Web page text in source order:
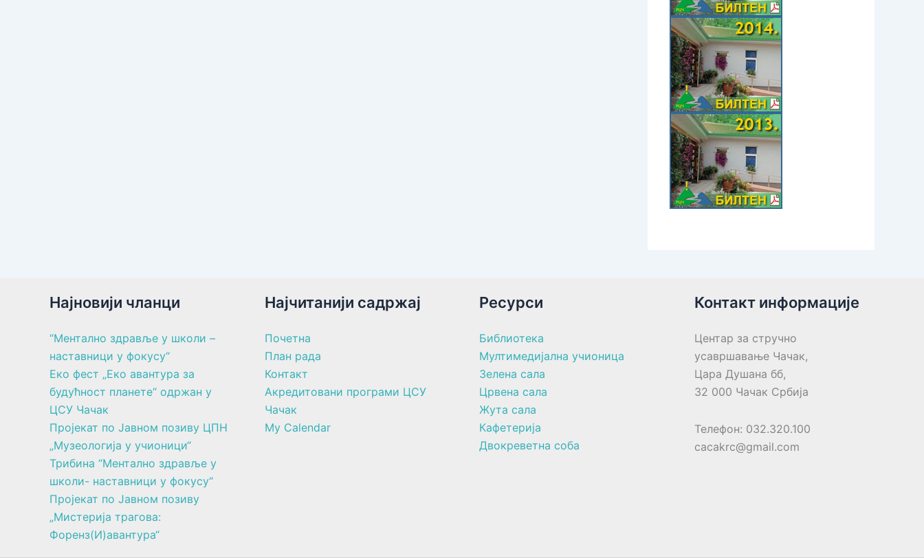
Најновији чланци
“Ментално здравље у школи –
наставници у фокусу“
Еко фест „Еко авантура за
будућност планете“ одржан у
ЦСУ Чачак
Пројекат по Јавном позиву ЦПН
„Музеологија у учионици“
Трибина “Ментално здравље у
школи- наставници у фокусу“
Пројекат по Јавном позиву
„Мистерија трагова:
Форенз(И)авантура“
Најчитанији садржај
Почетна
План рада
Контакт
Акредитовани програми ЦСУ
Чачак
My Calendar
Ресурси
Библиотека
Мултимедијална учионица
Зелена сала
Црвена сала
Жута сала
Кафетерија
Двокреветна соба
Контакт информације
Центар за стручно
усавршавање Чачак,
Цара Душана бб,
32 000 Чачак Србија
Телефон: 032.320.100
cacakrc@gmail.com